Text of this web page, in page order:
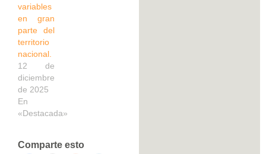
variables
en gran
parte del
territorio
nacional.
12 de
diciembre
de 2025
En
«Destacada»
Comparte esto